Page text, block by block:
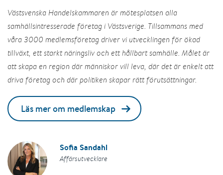
Västsvenska Handelskammaren är mötesplatsen alla
samhällsintresserade företag i Västsverige. Tillsammans med
våra 3000 medlemsföretag driver vi utvecklingen för ökad
tillväxt, ett starkt näringsliv och ett hållbart samhälle. Målet är
att skapa en region där människor vill leva, där det är enkelt att
driva företag och där politiken skapar rätt förutsättningar.
Läs mer om medlemskap
Sofia Sandahl
Affärsutvecklare